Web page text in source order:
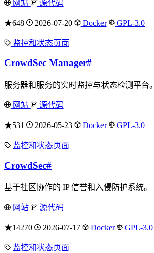
网站 源代码
★648 2026-07-20 Docker GPL-3.0
监控和状态页面
CrowdSec Manager#
服务器和服务的实时监控与状态检测平台。
网站 源代码
★531 2026-05-23 Docker GPL-3.0
监控和状态页面
CrowdSec#
基于社区协作的 IP 信誉和入侵防护系统。
网站 源代码
★14270 2026-07-17 Docker GPL-3.0
监控和状态页面